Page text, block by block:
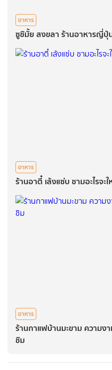
อาหาร
ซูชิมั้ย สงขลา ร้านอาหารญี่ปุ่
อาหาร
ร้านอาตี๋ เล้งแซ่บ ชามอะไรจะ
อาหาร
ร้านกาแฟบ้านมะขาม ความง
ชิม